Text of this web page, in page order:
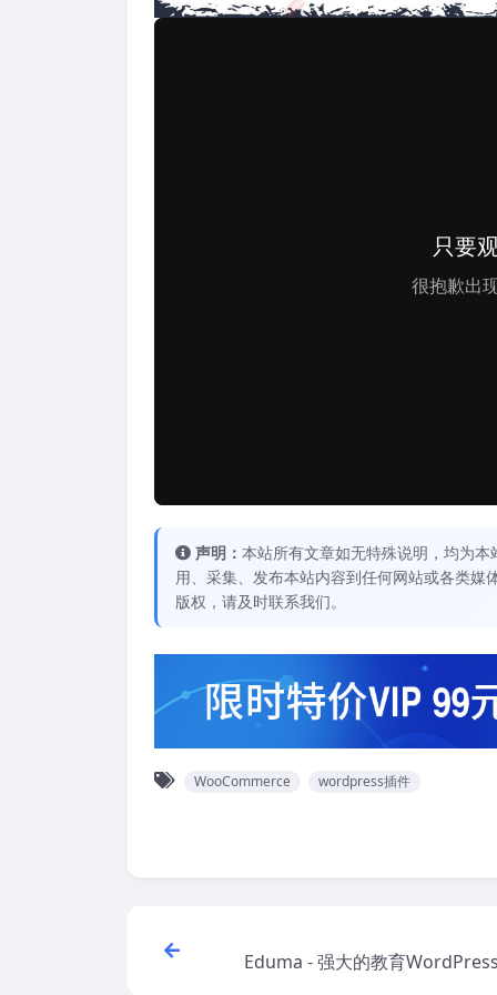
声明： 本站所有文章如无特殊说明，均为
用、采集、发布本站内容到任何网站或各类
版权，请及时联系我们。
WooCommerce wordpress插件
Eduma - 强大的教育